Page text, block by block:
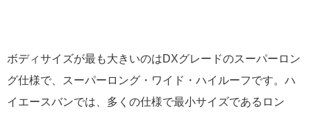
ボディサイズが最も大きいのはDXグレードのスーパーロン
グ仕様で、スーパーロング・ワイド・ハイルーフです。ハ
イエースバンでは、多くの仕様で最小サイズであるロン